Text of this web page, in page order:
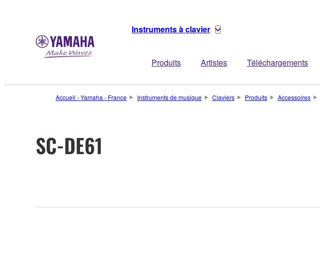
Instruments à clavier
Produits Artistes Téléchargements
Accueil - Yamaha - France Instruments de musique Claviers Produits Accessoires
SC-DE61